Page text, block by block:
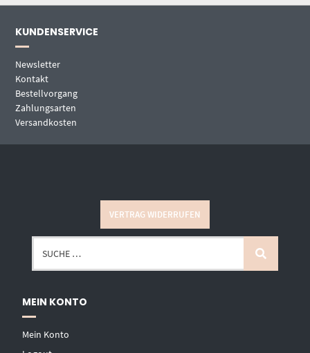
KUNDENSERVICE
Newsletter
Kontakt
Bestellvorgang
Zahlungsarten
Versandkosten
VERTRAG WIDERRUFEN
MEIN KONTO
Mein Konto